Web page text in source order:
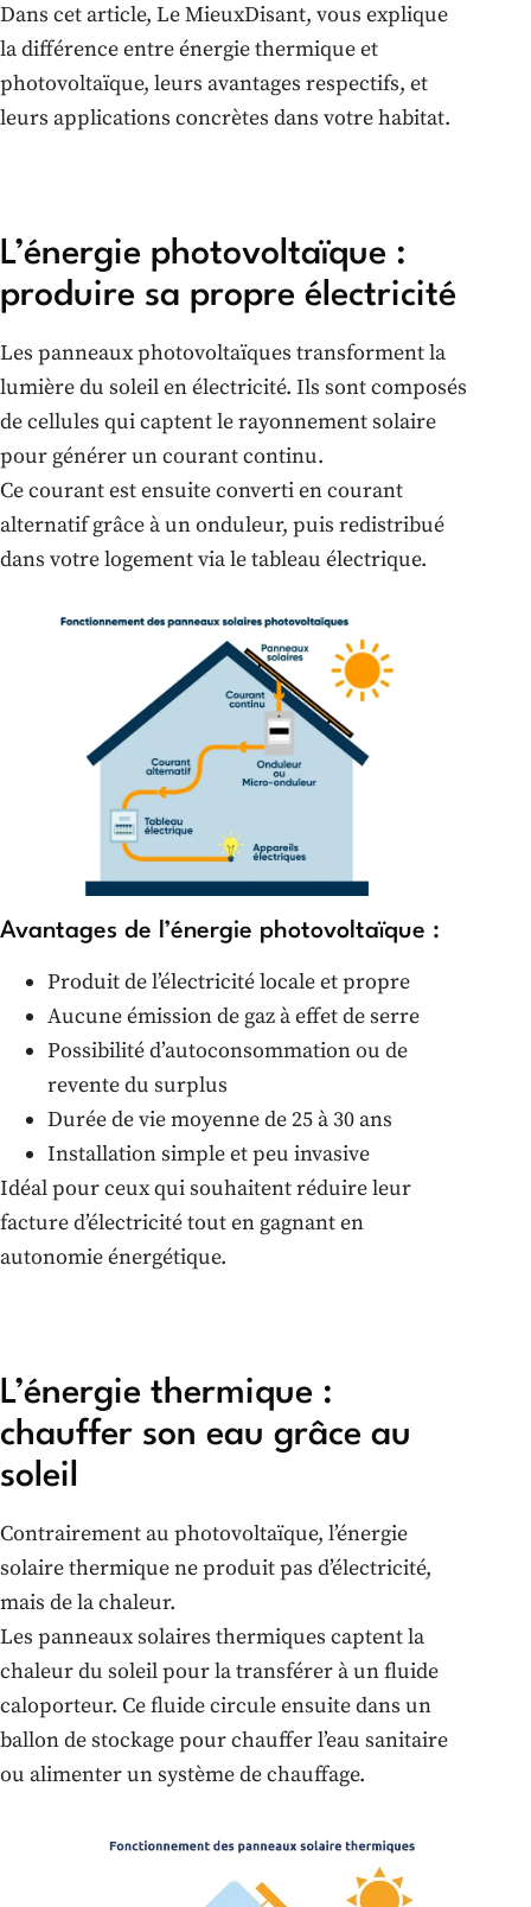
Dans cet article, Le MieuxDisant, vous explique
la différence entre énergie thermique et
photovoltaïque, leurs avantages respectifs, et
leurs applications concrètes dans votre habitat.
L’énergie photovoltaïque :
produire sa propre électricité
Les panneaux photovoltaïques transforment la
lumière du soleil en électricité. Ils sont composés
de cellules qui captent le rayonnement solaire
pour générer un courant continu.
Ce courant est ensuite converti en courant
alternatif grâce à un onduleur, puis redistribué
dans votre logement via le tableau électrique.
Avantages de l’énergie photovoltaïque :
Produit de l’électricité locale et propre
Aucune émission de gaz à effet de serre
Possibilité d’autoconsommation ou de
revente du surplus
Durée de vie moyenne de 25 à 30 ans
Installation simple et peu invasive
Idéal pour ceux qui souhaitent réduire leur
facture d’électricité tout en gagnant en
autonomie énergétique.
L’énergie thermique :
chauffer son eau grâce au
soleil
Contrairement au photovoltaïque, l’énergie
solaire thermique ne produit pas d’électricité,
mais de la chaleur.
Les panneaux solaires thermiques captent la
chaleur du soleil pour la transférer à un fluide
caloporteur. Ce fluide circule ensuite dans un
ballon de stockage pour chauffer l’eau sanitaire
ou alimenter un système de chauffage.